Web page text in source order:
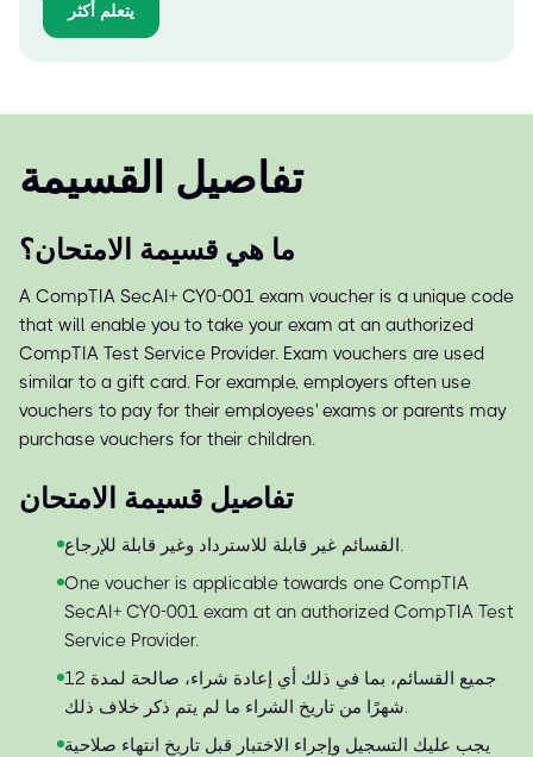
يتعلم أكثر
تفاصيل القسيمة
ما هي قسيمة الامتحان؟
A CompTIA SecAI+ CY0-001 exam voucher is a unique code
that will enable you to take your exam at an authorized
CompTIA Test Service Provider. Exam vouchers are used
similar to a gift card. For example, employers often use
vouchers to pay for their employees' exams or parents may
purchase vouchers for their children.
تفاصيل قسيمة الامتحان
القسائم غير قابلة للاسترداد وغير قابلة للإرجاع.
One voucher is applicable towards one CompTIA
SecAI+ CY0-001 exam at an authorized CompTIA Test
Service Provider.
جميع القسائم، بما في ذلك أي إعادة شراء، صالحة لمدة 12
شهرًا من تاريخ الشراء ما لم يتم ذكر خلاف ذلك.
يجب عليك التسجيل وإجراء الاختبار قبل تاريخ انتهاء صلاحية